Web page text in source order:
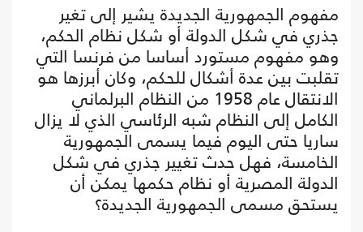
مفهوم الجمهورية الجديدة يشير إلى تغير
جذري في شكل الدولة أو شكل نظام الحكم،
وهو مفهوم مستورد أساسا من فرنسا التي
تقلبت بين عدة أشكال للحكم، وكان أبرزها هو
الانتقال عام 1958 من النظام البرلماني
الكامل إلى النظام شبه الرئاسي الذي لا يزال
ساريا حتى اليوم فيما يسمى الجمهورية
الخامسة، فهل حدث تغيير جذري في شكل
الدولة المصرية أو نظام حكمها يمكن أن
يستحق مسمى الجمهورية الجديدة؟